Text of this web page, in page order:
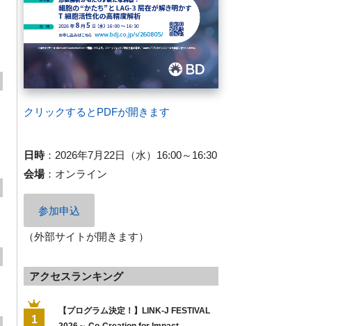
クリックするとPDFが開きます
日時： 2026年7月22日（水）16:00～16:30
会場： オンライン
参加申込
（外部サイトが開きます）
アクセスランキング
1
【プログラム決定！】LINK-J FESTIVAL